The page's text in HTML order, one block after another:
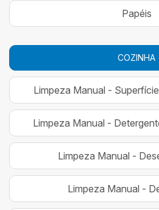
Papéis
COZINHA
Limpeza Manual -
Limpeza Manual -
Limpeza Manual -
Limpeza Manual -